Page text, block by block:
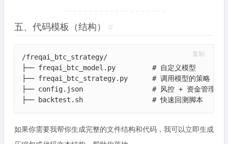
五、代码模板（结构） #
/freqai_btc_strategy/
├── freqai_btc_model.py         # 自定义模型
├── freqai_btc_strategy.py      # 调用模型的策略
├── config.json                 # 风控 + 资金管理配
├── backtest.sh                 # 快速回测脚本
复制
如果你需要我帮你生成完整的文件结构和代码，我可以立即生成